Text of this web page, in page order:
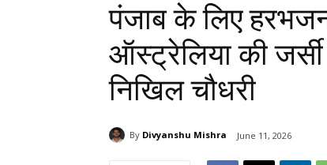
पंजाब के लिए
ऑस्ट्रेलिया की
निखिल चौधरी
By Divyanshu Mishra June 11, 2026